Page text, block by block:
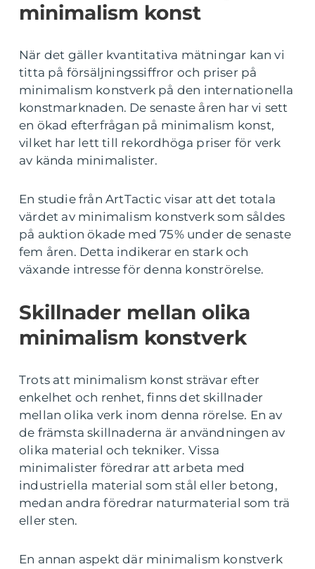
minimalism konst
När det gäller kvantitativa mätningar kan vi
titta på försäljningssiffror och priser på
minimalism konstverk på den internationella
konstmarknaden. De senaste åren har vi sett
en ökad efterfrågan på minimalism konst,
vilket har lett till rekordhöga priser för verk
av kända minimalister.
En studie från ArtTactic visar att det totala
värdet av minimalism konstverk som såldes
på auktion ökade med 75% under de senaste
fem åren. Detta indikerar en stark och
växande intresse för denna konströrelse.
Skillnader mellan olika
minimalism konstverk
Trots att minimalism konst strävar efter
enkelhet och renhet, finns det skillnader
mellan olika verk inom denna rörelse. En av
de främsta skillnaderna är användningen av
olika material och tekniker. Vissa
minimalister föredrar att arbeta med
industriella material som stål eller betong,
medan andra föredrar naturmaterial som trä
eller sten.
En annan aspekt där minimalism konstverk